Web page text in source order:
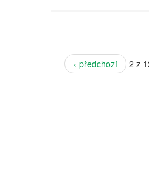
‹ předchozí 2 z